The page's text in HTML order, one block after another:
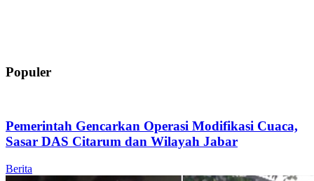
Populer
Pemerintah Gencarkan Operasi Modifikasi Cuaca,
Sasar DAS Citarum dan Wilayah Jabar
Berita